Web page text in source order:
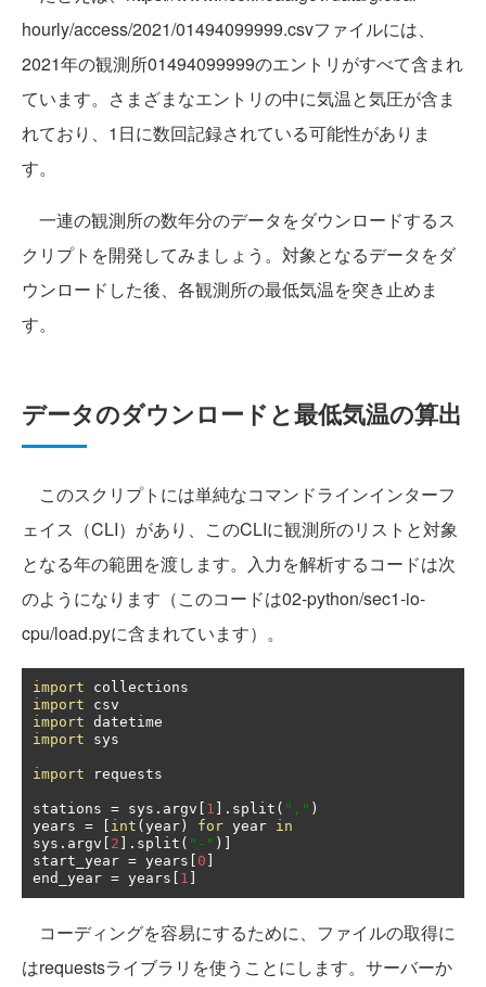
hourly/access/2021/01494099999.csvファイルには、
2021年の観測所01494099999のエントリがすべて含まれ
ています。さまざまなエントリの中に気温と気圧が含ま
れており、1日に数回記録されている可能性がありま
す。
一連の観測所の数年分のデータをダウンロードするス
クリプトを開発してみましょう。対象となるデータをダ
ウンロードした後、各観測所の最低気温を突き止めま
す。
データのダウンロードと最低気温の算出
このスクリプトには単純なコマンドラインインターフ
ェイス（CLI）があり、このCLIに観測所のリストと対象
となる年の範囲を渡します。入力を解析するコードは次
のようになります（このコードは02-python/sec1-io-
cpu/load.pyに含まれています）。
import
import
import
import sys
import requests
stations = sys . argv [ 1 ]. split ( "," )
years = [ int (year) for year in
sys . argv [ 2 ]. split ( "-" )]
start_year = years [ 0 ]
end_year = years [ 1 ]
コーディングを容易にするために、ファイルの取得に
はrequestsライブラリを使うことにします。サーバーか